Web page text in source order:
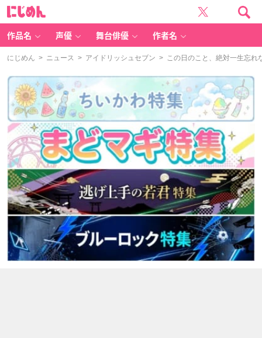
作品名 声優 舞台俳優 作者名
にじめん > ニュース > アイドリッシュセブン > この日のこと、絶対一生忘れ